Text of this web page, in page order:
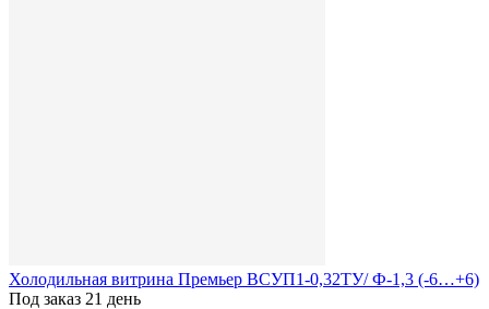
Холодильная витрина Премьер ВСУП1-0,32ТУ/ Ф-1,3 (-6…+6)
Под заказ 21 день